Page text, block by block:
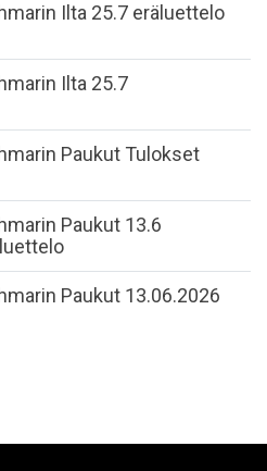
Ilta 25.7 eräluettelo
Ilta 25.7
Paukut Tulokset
Paukut 13.6
Paukut 13.06.2026